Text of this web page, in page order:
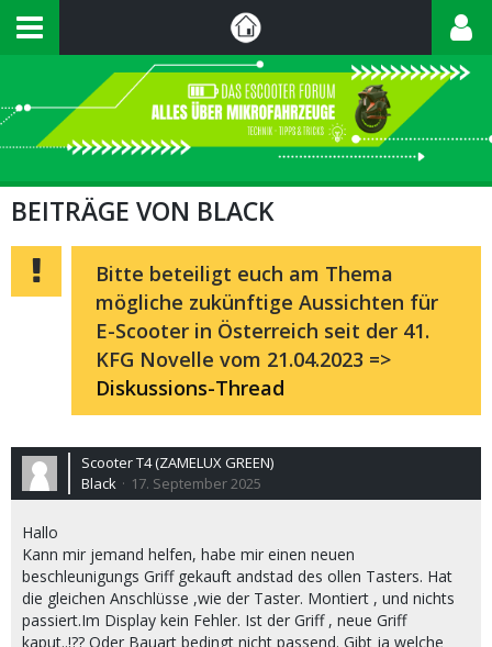
BEITRÄGE VON BLACK
Bitte beteiligt euch am Thema
mögliche zukünftige Aussichten für
E-Scooter in Österreich seit der 41.
KFG Novelle vom 21.04.2023 =>
Diskussions-Thread
Scooter T4 (ZAMELUX GREEN)
Black
17. September 2025
Hallo
Kann mir jemand helfen, habe mir einen neuen
beschleunigungs Griff gekauft andstad des ollen Tasters. Hat
die gleichen Anschlüsse ,wie der Taster. Montiert , und nichts
passiert.Im Display kein Fehler. Ist der Griff , neue Griff
kaput..!?? Oder Bauart bedingt nicht passend. Gibt ja welche